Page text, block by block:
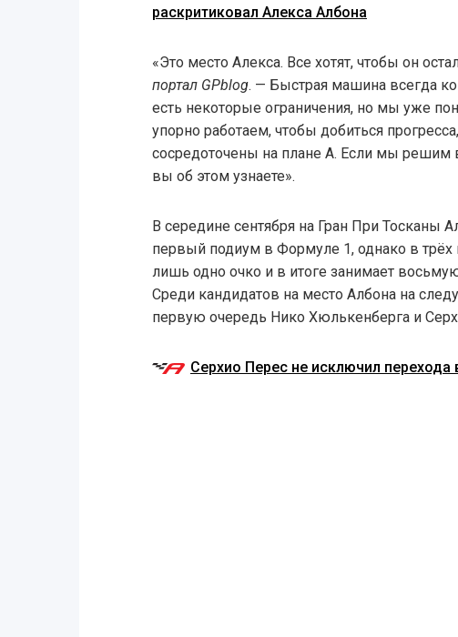
раскритиковал Алекса Албона
«Это место Алекса. Все хотят, чтобы он
портал GPblog. — Быстрая машина всегда
есть некоторые ограничения, но мы уже
упорно работаем, чтобы добиться
сосредоточены на плане А. Если мы решим
вы об этом узнаете».
В середине сентября на Гран При Тосканы
первый подиум в Формуле 1, однако в
лишь одно очко и в итоге занимает
Среди кандидатов на место Албона на
первую очередь Нико Хюлькенберга и
Серхио Перес не исключил перехода